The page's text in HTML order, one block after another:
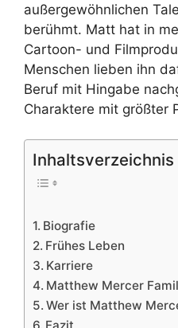
außergewöhnlichen
berühmt. Matt hat in
Cartoon- und
Menschen lieben ihn
Beruf mit Hingabe
Charaktere mit größter
Inhaltsverzeichnis
Biografie
Frühes Leben
Karriere
Matthew Mercer
Wer ist Matthew
Fazit